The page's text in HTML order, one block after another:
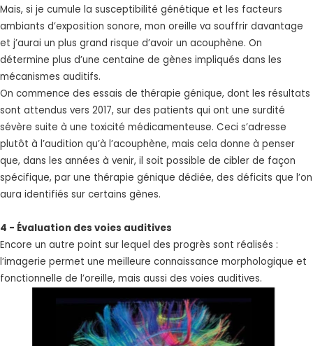
Mais, si je cumule la susceptibilité génétique et les facteurs
ambiants d’exposition sonore, mon oreille va souffrir davantage
et j’aurai un plus grand risque d’avoir un acouphène. On
détermine plus d’une centaine de gènes impliqués dans les
mécanismes auditifs.
On commence des essais de thérapie génique, dont les résultats
sont attendus vers 2017, sur des patients qui ont une surdité
sévère suite à une toxicité médicamenteuse. Ceci s’adresse
plutôt à l’audition qu’à l’acouphène, mais cela donne à penser
que, dans les années à venir, il soit possible de cibler de façon
spécifique, par une thérapie génique dédiée, des déficits que l’on
aura identifiés sur certains gènes.
4 - Évaluation des voies auditives
Encore un autre point sur lequel des progrès sont réalisés :
l’imagerie permet une meilleure connaissance morphologique et
fonctionnelle de l’oreille, mais aussi des voies auditives.